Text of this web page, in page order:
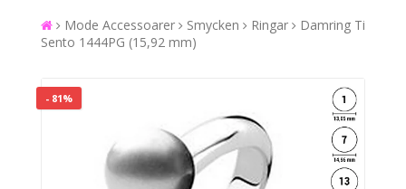
Mode Accessoarer Smycken Ringar
Damring Ti
Sento 1444PG (15,92 mm)
- 81%